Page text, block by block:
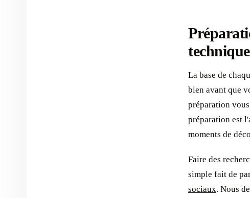
La base de
bien avant que
préparation
préparation est
moments de
Faire des
simple fait de
sociaux. Nous